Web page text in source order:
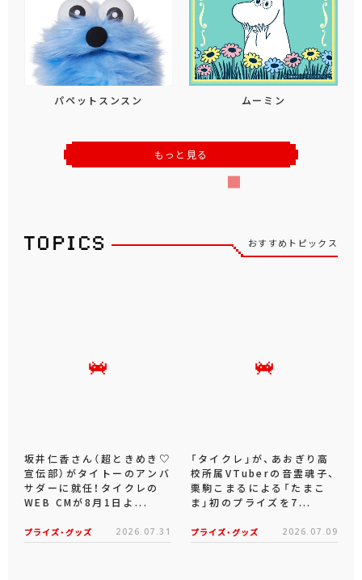
パペットスンスン ムーミン
もっと見る
おすすめトピックス
坂井仁香さん（超ときめき♡
宣伝部）がタイトーのアンバ
サダーに就任！タイクレの
WEB CMが8月1日よ...
プライズ・グッズ 2026.07.31
「タイクレ」が、あおぎり高
校所属VTuberの音霊魂子、
栗駒こまるによる「たまこ
ま」初のプライズを7...
プライズ・グッズ 2026.07.09